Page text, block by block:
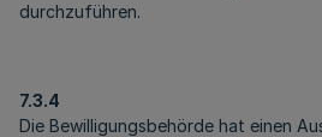
durchzuführen.
7.3.4
Die Bewilligungsbehörde hat einen